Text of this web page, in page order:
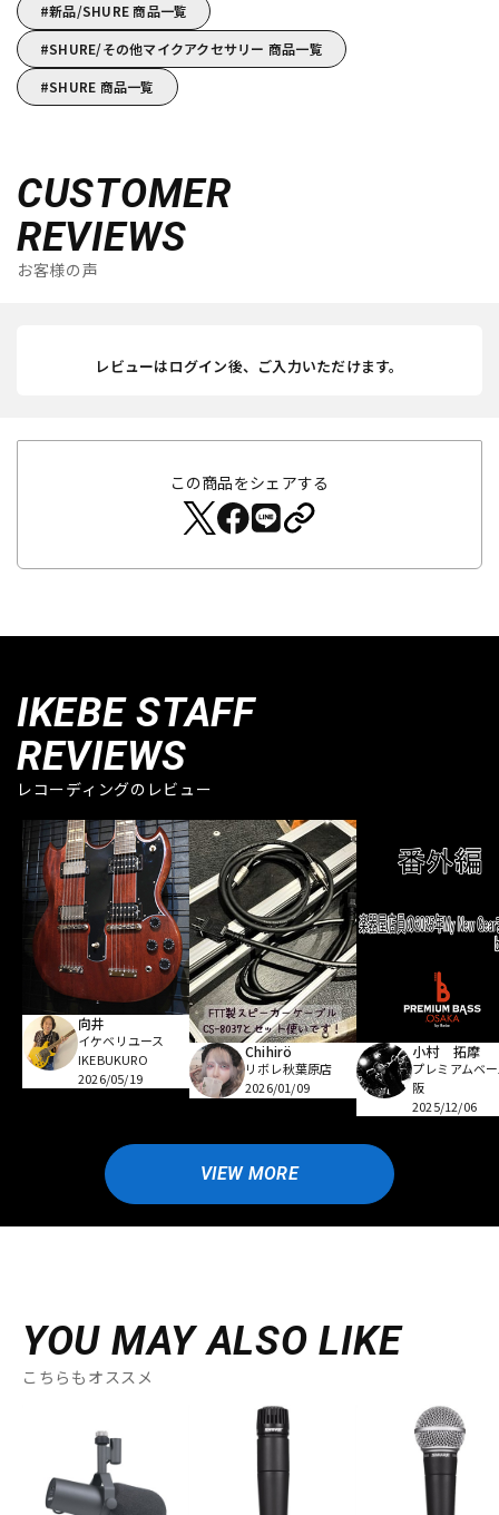
新品/SHURE 商品一覧
SHURE/その他マイクアクセサリー 商品一覧
SHURE 商品一覧
CUSTOMER
REVIEWS
お客様の声
レビューはログイン後、ご入力いただけます。
この商品をシェアする
IKEBE STAFF
REVIEWS
レコーディングのレビュー
向井
イケベリユース
IKEBUKURO
2026/05/19
Chihirö
リボレ秋葉原店
2026/01/09
小村 拓摩
プレミアムベ
阪
2025/12/06
VIEW MORE
YOU MAY ALSO LIKE
こちらもオススメ